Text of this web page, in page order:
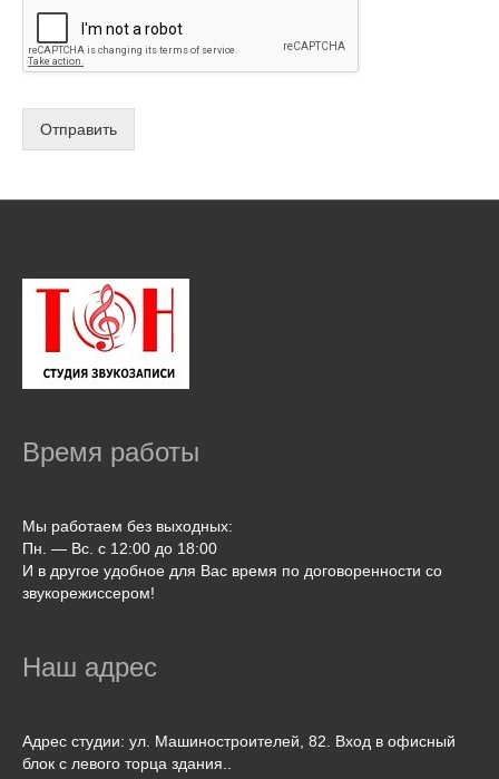
Отправить
Время работы
Мы работаем без выходных:
Пн. — Вс. с 12:00 до 18:00
И в другое удобное для Вас время по договоренности со
звукорежиссером!
Наш адрес
Адрес студии: ул. Машиностроителей, 82. Вход в офисный
блок с левого торца здания..